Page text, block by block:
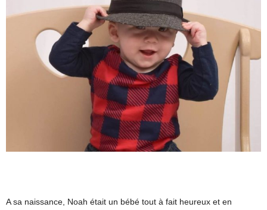
A sa naissance, Noah était un bébé tout à fait heureux et en